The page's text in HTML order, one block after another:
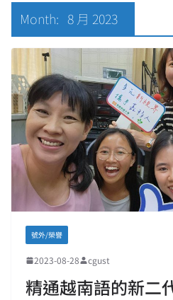
Month: 8 月 2023
號外/榮譽
2023-08-28 cgust
精通越南語的新二